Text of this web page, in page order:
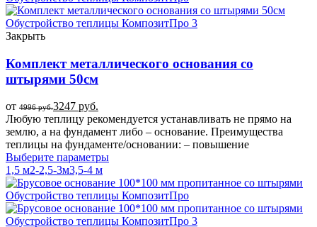
Закрыть
Комплект металлического основания со
штырями 50см
от 4996руб.3247 руб.
Любую теплицу рекомендуется устанавливать не прямо на
землю, а на фундамент либо – основание. Преимущества
теплицы на фундаменте/основании: – повышение
Выберите параметры
1,5 м2-2,5-3м3,5-4 м